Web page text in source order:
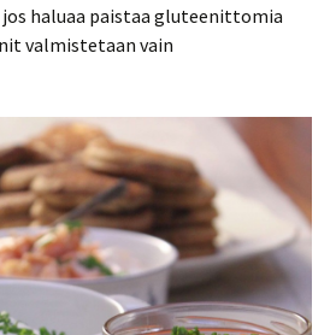
haluaa paistaa gluteenittomia
valmistetaan vain